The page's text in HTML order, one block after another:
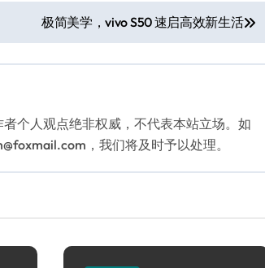
极简美学，vivo S50 速启高效新生活
个人观点绝非权威，不代表本站立场。如
，我们将及时予以处理。